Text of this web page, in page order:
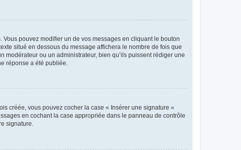
pouvez modifier un de vos messages en cliquant le bouton
situé en dessous du message affichera le nombre de fois que
modérateur ou un administrateur, bien qu’ils puissent rédiger une
réponse a été publiée.
créée, vous pouvez cocher la case « Insérer une signature »
en cochant la case appropriée dans le panneau de contrôle
signature.